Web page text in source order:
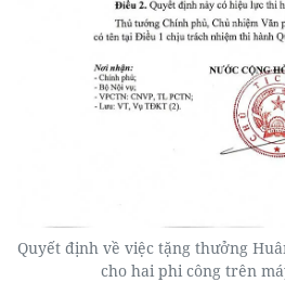
Quyết định về việc tặng thưởng
cho hai phi công trên